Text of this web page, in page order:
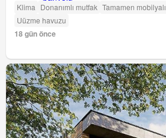
Klima Donanımlı mutfak Tamamen mobilyalı
Uüzme havuzu
18 gün önce